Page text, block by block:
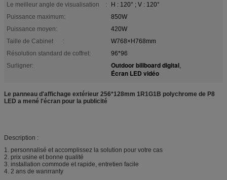
Le meilleur angle de visualisation :
H : 120° ; V : 120°
Puissance maximum:
850W
Puissance moyen:
420W
Taille de Cabinet :
W768×H768mm
Résolution standard de coffret:
96*96
Surligner:
Outdoor billboard digital,
Écran LED vidéo
Le panneau d'affichage extérieur 256*128mm 1R1G1B polychrome de P8
LED a mené l'écran pour la publicité
Description :
1. personnalisé et accomplissez la solution pour votre cas
2. prix usine et bonne qualité
3. installation commode et rapide, entretien facile
4. 2 ans de wanrranty